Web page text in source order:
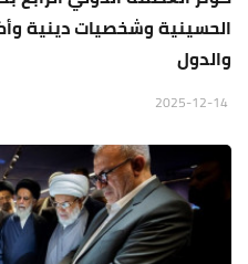
الحسينية وشخصيات دينية
والدول